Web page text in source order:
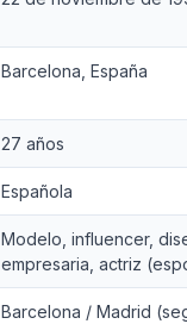
Barcelona, España
27 años
Española
Modelo, influencer,
empresaria, actriz
Barcelona / Madrid